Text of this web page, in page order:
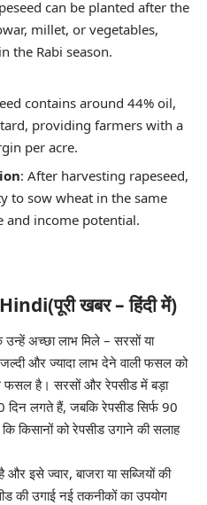
can be planted after the
millet, or vegetables,
the Rabi season.
contains around 44% oil,
providing farmers with a
per acre.
: After harvesting rapeseed,
to sow wheat in the same
and income potential.
खबर – हिंदी में)
अच्छा लाभ मिले – सरसों या
और ज्यादा लाभ देने वाली फसल को
फसल है। सरसों और रेपसीड में बड़ा
लगते हैं, जबकि रेपसीड सिर्फ 90
किसानों को रेपसीड उगाने की सलाह
और इसे ज्वार, बाजरा या सब्जियों की
की उगाई नई तकनीकों का उपयोग